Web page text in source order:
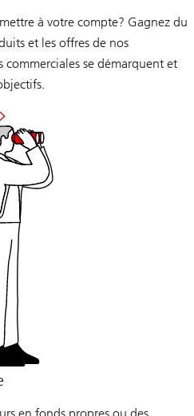
à votre compte? Gagnez du
et les offres de nos
commerciales se démarquent et
en fonds propres ou des